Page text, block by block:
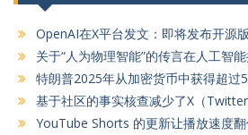
OpenAI在X平台发文：即将发布开源
关于“人为物理智能”的传言在人工智
特朗普2025年从加密货币中获得超过
基于社区的事实核查减少了X（
YouTube Shorts 的更新让播放速度